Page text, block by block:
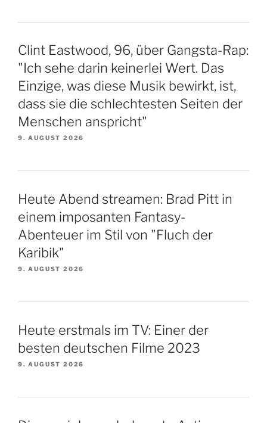
Clint Eastwood, 96, über Gangsta-Rap:
"Ich sehe darin keinerlei Wert. Das
Einzige, was diese Musik bewirkt, ist,
dass sie die schlechtesten Seiten der
Menschen anspricht"
9. AUGUST 2026
Heute Abend streamen: Brad Pitt in
einem imposanten Fantasy-
Abenteuer im Stil von "Fluch der
Karibik"
9. AUGUST 2026
Heute erstmals im TV: Einer der
besten deutschen Filme 2023
9. AUGUST 2026